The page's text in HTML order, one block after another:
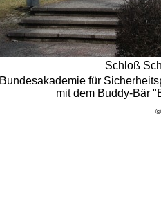
Schloß
Bundesakademie für
mit dem Buddy-Bär
©